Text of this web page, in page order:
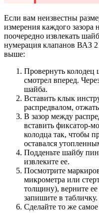
Если вам неизвестны
измерения каждого
поочередно извлекать
нумерация клапанов ВАЗ
выше:
Провернуть
смотрел вперед.
шайба.
Вставить клык
распредвалом,
В зазор между
вставить фиксатор-
колодца так, чтобы
оставался
Подденьте шайбу
извлеките ее.
Посмотрите
микрометра или
толщину), верните
запишите в табличку.
Сделайте то же